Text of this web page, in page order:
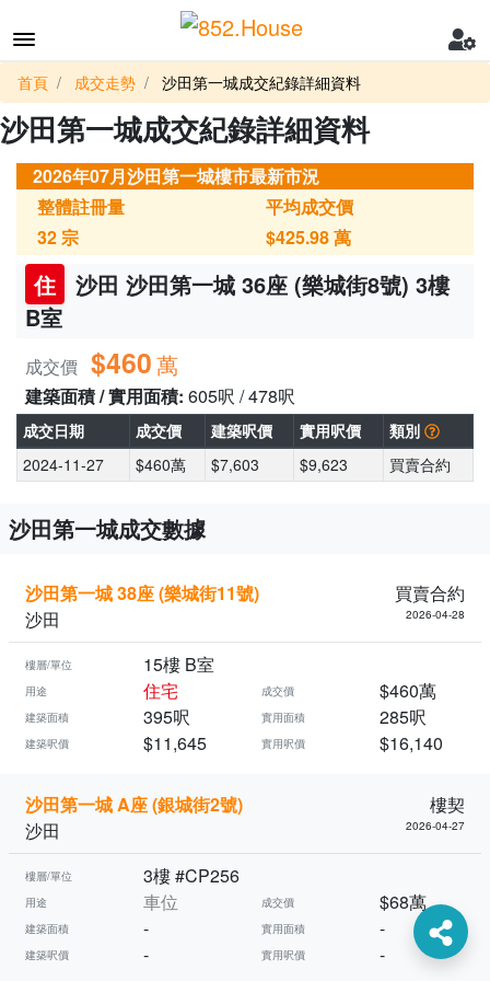
首頁 成交走勢 沙田第一城成交紀錄詳細資料
沙田第一城成交紀錄詳細資料
2026年07月沙田第一城樓市最新市況
整體註冊量
32宗
平均成交價
$425.98萬
住
沙田 沙田第一城 36座 (樂城街8號) 3樓
B室
成交價 $460萬
建築面積 / 實用面積: 605呎 / 478呎
成交日期 成交價 建築呎價 實用呎價
類別
2024-11-27
$460萬 $7,603 $9,623 買賣合約
沙田第一城成交數據
沙田第一城 38座 (樂城街11號)
買賣合約
沙田
2026-04-28
樓層/單位 15樓 B室
用途 住宅 成交價 $460萬
建築面積 395呎 實用面積 285呎
建築呎價 $11,645 實用呎價 $16,140
沙田第一城 A座 (銀城街2號)
樓契
沙田
2026-04-27
樓層/單位 3樓 #CP256
用途 車位 成交價 $68萬
建築面積 - 實用面積 -
建築呎價 - 實用呎價 -